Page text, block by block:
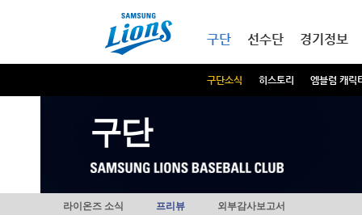
구단
구단소식 히스토리 엠블럼 캐릭
선수단 경기정보
구단
라이온즈 소식 프리뷰 외부감사보고서